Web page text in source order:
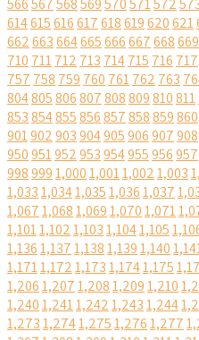
566567568569570571572
614615616617618619620621
662663664665666667668669
710 711712 713 714715 716 717
757 758 759 760 761762 763
804805806807808809810811
853854855856857858859860
901902903904905906907908
950951952953954955956957
9989991,0001,0011,0021,003
1,0331,0341,0351,0361,037
1,0671,0681,0691,0701,071
1,1011,1021,1031,1041,105
1,1361,1371,1381,1391,140
1,1711,1721,1731,1741,175
1,2061,2071,2081,2091,210
1,2401,2411,2421,2431,244
1,2731,2741,2751,2761,277